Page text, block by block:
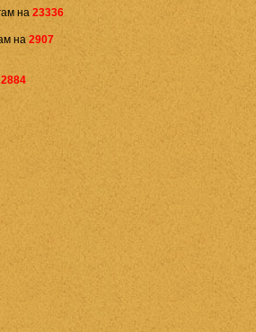
на 23336
на2907
2884